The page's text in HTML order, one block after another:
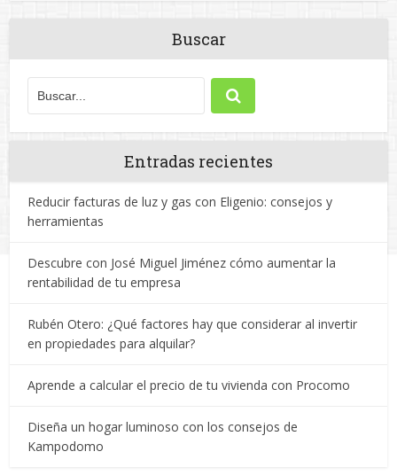
Buscar
Entradas recientes
Reducir facturas de luz y gas con Eligenio: consejos y
herramientas
Descubre con José Miguel Jiménez cómo aumentar la
rentabilidad de tu empresa
Rubén Otero: ¿Qué factores hay que considerar al invertir
en propiedades para alquilar?
Aprende a calcular el precio de tu vivienda con Procomo
Diseña un hogar luminoso con los consejos de
Kampodomo